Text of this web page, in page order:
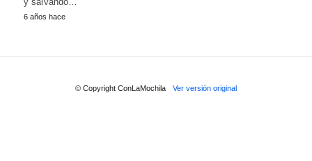
6 años hace
© Copyright ConLaMochila Ver versión original